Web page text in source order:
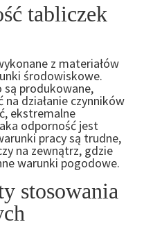
tabliczek
z materiałów
środowiskowe.
produkowane,
działanie czynników
ekstremalne
odporność jest
pracy są trudne,
na zewnątrz, gdzie
warunki pogodowe.
stosowania